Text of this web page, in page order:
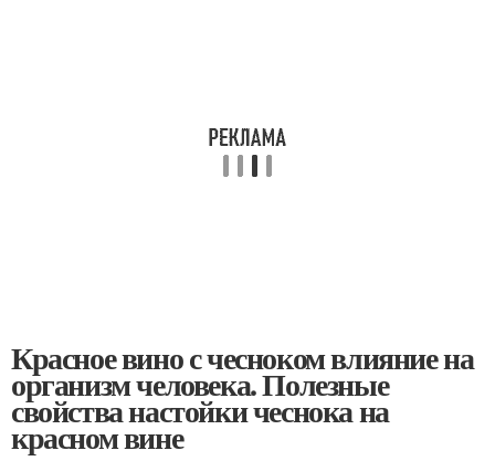
Красное вино с чесноком влияние на
организм человека. Полезные
свойства настойки чеснока на
красном вине